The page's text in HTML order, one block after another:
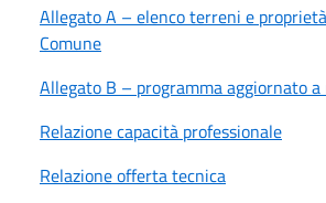
Allegato A – elenco terreni e
Comune
Allegato B – programma aggiornato
Relazione capacità professionale
Relazione offerta tecnica